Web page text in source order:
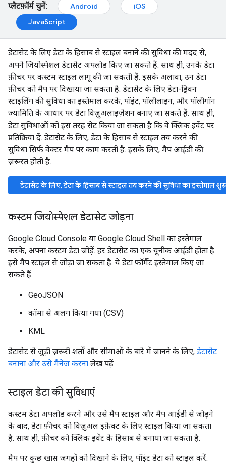
प्लैटफ़ॉर्म चुनें: Android
iOS
JavaScript
डेटासेट के लिए डेटा के हिसाब से स्टाइल बनाने की सुविधा की मदद से,
अपने जियोस्पेशल डेटासेट अपलोड किए जा सकते हैं. साथ ही, उनके डेटा
फ़ीचर पर कस्टम स्टाइल लागू की जा सकती हैं. इसके अलावा, उन डेटा
फ़ीचर को मैप पर दिखाया जा सकता है. डेटासेट के लिए डेटा-ड्रिवन
स्टाइलिंग की सुविधा का इस्तेमाल करके, पॉइंट, पॉलीलाइन, और पॉलीगॉन
ज्यामिति के आधार पर डेटा विज़ुअलाइज़ेशन बनाए जा सकते हैं. साथ ही,
डेटा सुविधाओं को इस तरह सेट किया जा सकता है कि वे क्लिक इवेंट पर
प्रतिक्रिया दें. डेटासेट के लिए, डेटा के हिसाब से स्टाइल तय करने की
सुविधा सिर्फ़ वेक्टर मैप पर काम करती है. इसके लिए, मैप आईडी की
ज़रूरत होती है.
डेटासेट के लिए, डेटा के हिसाब से स्टाइल तय करने की सुविधा का इस्तेमाल
कस्टम जियोस्पेशल डेटासेट जोड़ना
Google Cloud Console या Google Cloud Shell का इस्तेमाल
करके, अपना कस्टम डेटा जोड़ें. हर डेटासेट का एक यूनीक आईडी होता है.
इसे मैप स्टाइल से जोड़ा जा सकता है. ये डेटा फ़ॉर्मैट इस्तेमाल किए जा
सकते हैं:
GeoJSON
कॉमा से अलग किया गया (CSV)
KML
डेटासेट से जुड़ी ज़रूरी शर्तों और सीमाओं के बारे में जानने के लिए, डेटासेट
बनाना और उसे मैनेज करना लेख पढ़ें
स्टाइल डेटा की सुविधाएं
कस्टम डेटा अपलोड करने और उसे मैप स्टाइल और मैप आईडी से जोड़ने
के बाद, डेटा फ़ीचर को विज़ुअल इफ़ेक्ट के लिए स्टाइल किया जा सकता
है. साथ ही, फ़ीचर को क्लिक इवेंट के हिसाब से बनाया जा सकता है.
मैप पर कुछ खास जगहों को दिखाने के लिए, पॉइंट डेटा को स्टाइल करें.